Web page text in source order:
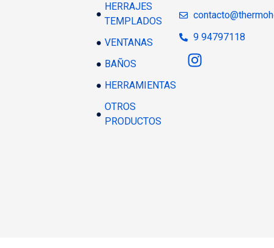
HERRAJES
TEMPLADOS
VENTANAS
BAÑOS
HERRAMIENTAS
OTROS
PRODUCTOS
9 94797118